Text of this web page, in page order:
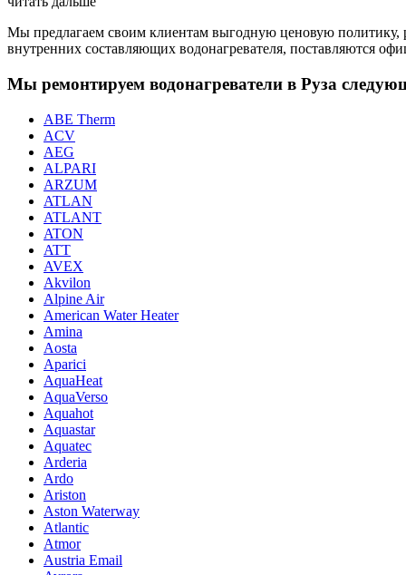
Мы предлагаем своим клиентам выгодную ценовую политику,
внутренних составляющих водонагревателя, поставляются
Мы ремонтируем водонагреватели в Руза
ABE Therm
ACV
AEG
ALPARI
ARZUM
ATLAN
ATLANT
ATON
ATT
AVEX
Akvilon
Alpine Air
American Water Heater
Amina
Aosta
Aparici
AquaHeat
AquaVerso
Aquahot
Aquastar
Aquatec
Arderia
Ardo
Ariston
Aston Waterway
Atlantic
Atmor
Austria Email